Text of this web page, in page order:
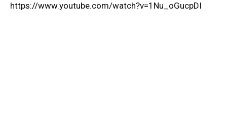
https://www.youtube.com/watch?v=1Nu_oGucpDI